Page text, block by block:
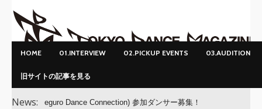
HOME 01.INTERVIEW 02.PICKUP EVENTS 03.AUDITION
旧サイトの記事を見る
News:Dance Connection) 参加ダンサー募集！